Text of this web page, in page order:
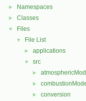
► Namespaces
► Classes
▼ Files
▼ File List
► applications
▼ src
►
►
► conversion